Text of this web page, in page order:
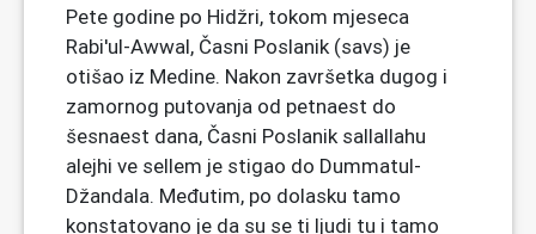
Pete godine po Hidžri, tokom mjeseca
Rabi'ul-Awwal, Časni Poslanik (savs) je
otišao iz Medine. Nakon završetka dugog i
zamornog putovanja od petnaest do
šesnaest dana, Časni Poslanik sallallahu
alejhi ve sellem je stigao do Dummatul-
Džandala. Međutim, po dolasku tamo
konstatovano je da su se ti ljudi tu i tamo